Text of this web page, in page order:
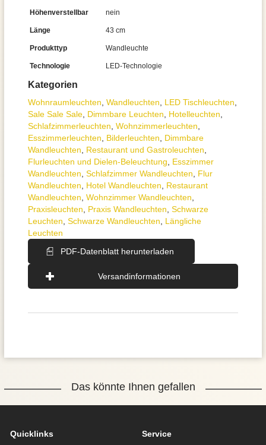
Kategorien
Wohnraum­leuchten Wand­leuchten LED Tischleuchten
Sale Sale Sale Dimmbare Leuchten Hotelleuchten
Schlafzimmer­leuchten Wohnzimmer­leuchten
Esszimmer­­leuchten
Bilderleuchten
Dimmbare
Wandleuchten
Restaurant und Gastroleuchten
Flurleuchten und Dielen-Beleuchtung
Esszimmer
Wandleuchten Schlafzimmer Wandleuchten
Flur
Wandleuchten
Hotel Wandleuchten
Restaurant
Wandleuchten Wohnzimmer Wandleuchten
Praxisleuchten
Praxis Wandleuchten Schwarze
Leuchten Schwarze Wandleuchten
Längliche
Leuchten
PDF-Datenblatt herunterladen
Versandinformationen
Höhenverstellbar nein
Länge 43 cm
Produkttyp Wandleuchte
Technologie LED-Technologie
Das könnte Ihnen gefallen
Quicklinks Service